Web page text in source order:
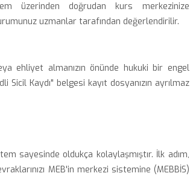
üzerinden doğrudan kurs merkezinize
uzmanlar tarafından değerlendirilir.
ehliyet almanızın önünde hukuki bir engel
Sicil Kaydı" belgesi kayıt dosyanızın ayrılmaz
sayesinde oldukça kolaylaşmıştır. İlk adım,
MEB'in merkezi sistemine (MEBBİS)